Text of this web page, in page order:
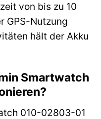
von bis zu 10
GPS-Nutzung
hält der Akku
Smartwatch
010-02803-01